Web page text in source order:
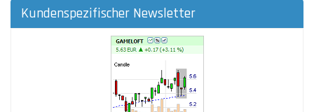
Kundenspezifischer Newsletter